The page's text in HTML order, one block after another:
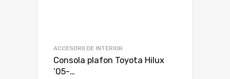
ACCESORII DE INTERIOR
Consola plafon Toyota Hilux
’05-…